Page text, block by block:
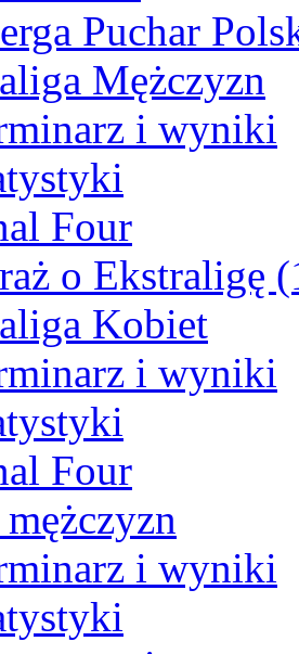
Puchar
Mężczyzn
i wyniki
Four
o Ekstraligę
Kobiet
i wyniki
Four
i wyniki